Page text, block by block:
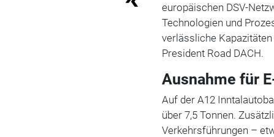
europäischen DSV-
Technologien und
verlässliche
President Road DACH.
Ausnahme für
Auf der A12
über 7,5 Tonnen.
Verkehrsführungen –